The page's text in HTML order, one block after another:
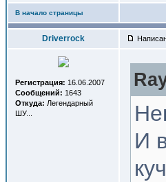
В начало страницы
Driverrock
Регистрация: 16.06.2007
Сообщений: 1643
Откуда: Легендарный
ШУ...
И